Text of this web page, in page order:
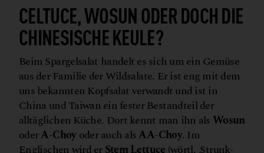
CELTUCE, WOSUN ODER DOCH DIE
CHINESISCHE KEULE?
Beim Spargelsalat handelt es sich um ein Gemüse
aus der Familie der Wildsalate. Er ist eng mit dem
uns bekannten Kopfsalat verwandt und ist in
China und Taiwan ein fester Bestandteil der
alltäglichen Küche. Dort kennt man ihn alsWosun
oderA-Choyoder auch alsAA-Choy. Im